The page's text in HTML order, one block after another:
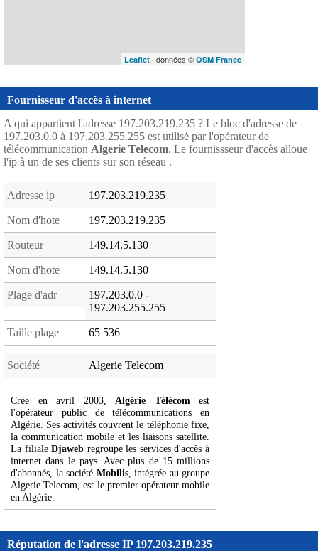
Leaflet | données © OSM France
Fournisseur d'accès à internet
A qui appartient l'adresse 197.203.219.235 ? Le bloc d'adresse de
197.203.0.0 à 197.203.255.255 est utilisé par l'opérateur de
télécommunication Algerie Telecom. Le fournissseur d'accès alloue
l'ip à un de ses clients sur son réseau .
Adresse ip 197.203.219.235
Nom d'hote 197.203.219.235
Routeur 149.14.5.130
Nom d'hote 149.14.5.130
Plage d'adr
197.203.0.0 -
197.203.255.255
Taille plage 65 536
Société Algerie Telecom
Crée en avril 2003, Algérie Télécom est
l'opérateur public de télécommunications en
Algérie. Ses activités couvrent le téléphonie fixe,
la communication mobile et les liaisons satellite.
La filialeDjaweb regroupe les services d'accès à
internet dans le pays. Avec plus de 15 millions
d'abonnés, la société Mobilis, intégrée au groupe
Algerie Telecom, est le premier opérateur mobile
en Algérie.
Réputation de l'adresse IP 197.203.219.235